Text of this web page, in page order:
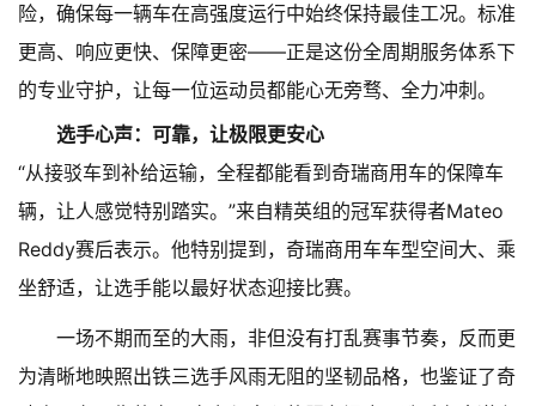
险，确保每一辆车在高强度运行中始终保持最佳工况。标准
更高、响应更快、保障更密——正是这份全周期服务体系下
的专业守护，让每一位运动员都能心无旁骛、全力冲刺。
选手心声：可靠，让极限更安心
“从接驳车到补给运输，全程都能看到奇瑞商用车的保障车
辆，让人感觉特别踏实。”来自精英组的冠军获得者Mateo
Reddy赛后表示。他特别提到，奇瑞商用车车型空间大、乘
坐舒适，让选手能以最好状态迎接比赛。
一场不期而至的大雨，非但没有打乱赛事节奏，反而更
为清晰地映照出铁三选手风雨无阻的坚韧品格，也鉴证了奇